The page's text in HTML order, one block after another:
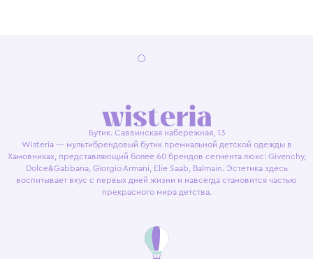
Бутик. Саввинская набережная, 13
Wisteria — мультибрендовый бутик премиальной детской одежды в
Хамовниках, представляющий более 60 брендов сегмента люкс: Givenchy,
Dolce&Gabbana, Giorgio Armani, Elie Saab, Balmain. Эстетика здесь
воспитывает вкус с первых дней жизни и навсегда становится частью
прекрасного мира детства.